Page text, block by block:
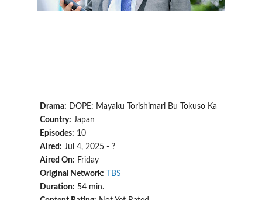
Drama:
DOPE: Mayaku Torishimari Bu Tokuso Ka
Country: Japan
Episodes: 10
Aired: Jul 4, 2025 - ?
Aired On: Friday
Original Network:
TBS
Duration: 54 min.